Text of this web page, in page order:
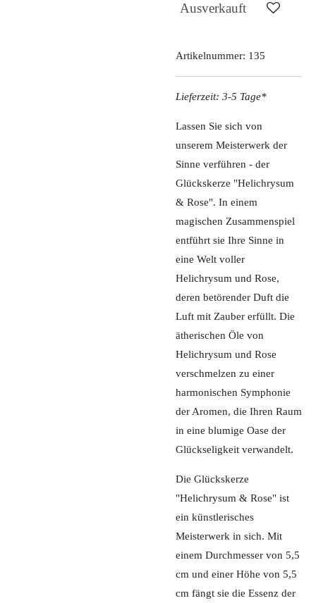
Ausverkauft
Artikelnummer: 135
Lieferzeit: 3-5 Tage*
Lassen Sie sich von
unserem Meisterwerk der
Sinne verführen - der
Glückskerze "Helichrysum
& Rose". In einem
magischen Zusammenspiel
entführt sie Ihre Sinne in
eine Welt voller
Helichrysum und Rose,
deren betörender Duft die
Luft mit Zauber erfüllt. Die
ätherischen Öle von
Helichrysum und Rose
verschmelzen zu einer
harmonischen Symphonie
der Aromen, die Ihren Raum
in eine blumige Oase der
Glückseligkeit verwandelt.
Die Glückskerze
"Helichrysum & Rose" ist
ein künstlerisches
Meisterwerk in sich. Mit
einem Durchmesser von 5,5
cm und einer Höhe von 5,5
cm fängt sie die Essenz der